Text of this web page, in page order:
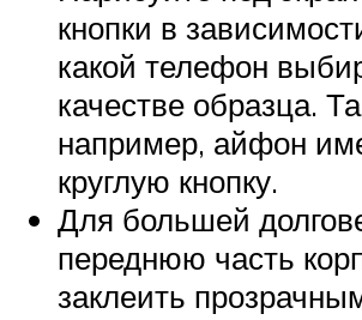
кнопки в
какой телефон
качестве образца.
например, айфон
круглую кнопку.
Для большей
переднюю часть
заклеить